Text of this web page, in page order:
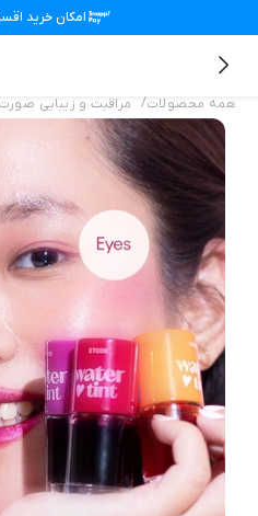
امکان خرید
همه محصولات/ مراقبت و زیبایی صورت